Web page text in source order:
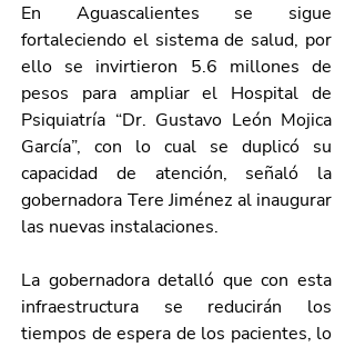
En Aguascalientes se sigue
fortaleciendo el sistema de salud, por
ello se invirtieron 5.6 millones de
pesos para ampliar el Hospital de
Psiquiatría “Dr. Gustavo León Mojica
García”, con lo cual se duplicó su
capacidad de atención, señaló la
gobernadora Tere Jiménez al inaugurar
las nuevas instalaciones.
La gobernadora detalló que con esta
infraestructura se reducirán los
tiempos de espera de los pacientes, lo